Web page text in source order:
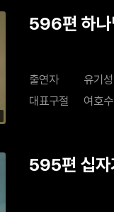
596편 하나
출연자
유기
대표구절
여호
595편 십자